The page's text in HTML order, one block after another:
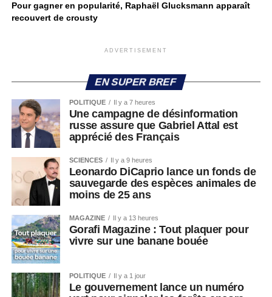
Pour gagner en popularité, Raphaël Glucksmann apparaît
recouvert de crousty
ADVERTISEMENT
EN SUPER BREF
POLITIQUE Il y a 7 heures
Une campagne de désinformation
russe assure que Gabriel Attal est
apprécié des Français
SCIENCES Il y a 9 heures
Leonardo DiCaprio lance un fonds de
sauvegarde des espèces animales de
moins de 25 ans
MAGAZINE Il y a 13 heures
Gorafi Magazine : Tout plaquer pour
vivre sur une banane bouée
POLITIQUE Il y a 1 jour
Le gouvernement lance un numéro